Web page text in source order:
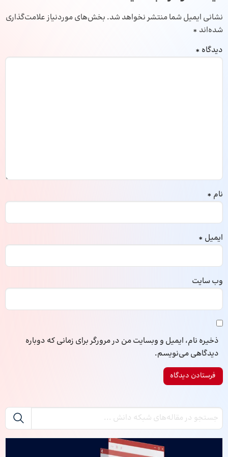
نشانی ایمیل شما منتشر نخواهد شد. بخش‌های موردنیاز علامت‌گذاری
شده‌اند *
دیدگاه *
نام *
ایمیل *
وب‌ سایت
ذخیره نام، ایمیل و وبسایت من در مرورگر برای زمانی که دوباره
دیدگاهی می‌نویسم.